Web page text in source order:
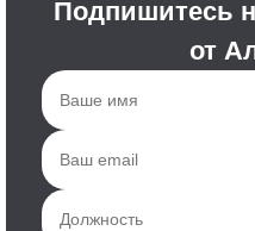
Подпишитесь
от